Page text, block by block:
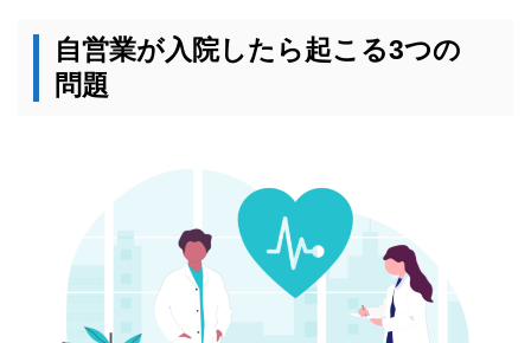
自営業が入院したら起こる3つの
問題